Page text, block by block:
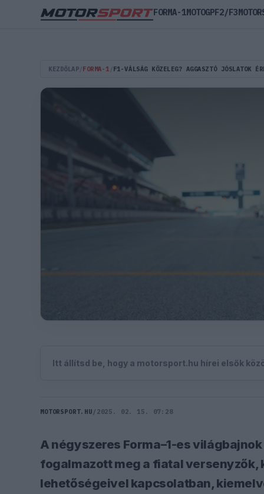
KEZDŐLAP FORMA-1 F1-VÁLSÁG KÖZELEG? AGGASZTÓ JÓSLATOK
Itt állítsd be, hogy a motorsport.hu hírei elsők
MOTORSPORT.HU / 2025. 02. 15. 07:28
A négyszeres Forma–1-es
fogalmazott meg a fiatal versenyzők,
lehetőségeivel kapcsolatban,
FORMA-1MOTOGPF2/F3